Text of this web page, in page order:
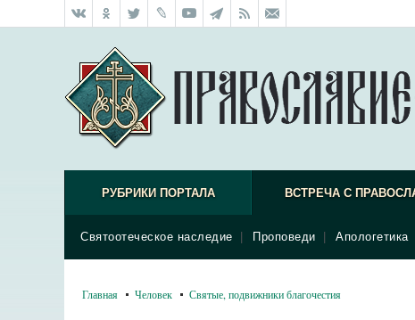
РУБРИКИ ПОРТАЛА ВСТРЕЧА С
Святоотеческое наследие Проповеди Апологетика
Главная Человек Святые, подвижники благочестия